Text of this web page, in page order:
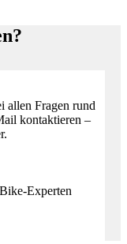
allen Fragen rund
kontaktieren –
Experten